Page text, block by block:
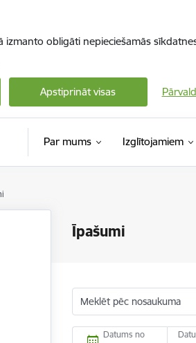
izmanto obligāti nepieciešamās
Apstiprināt visas
Par mums Izglītojamiem
Īpašumi
Meklēt pēc nosaukuma
Datums no